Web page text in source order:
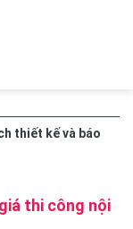
thiết kế và báo
thi công nội